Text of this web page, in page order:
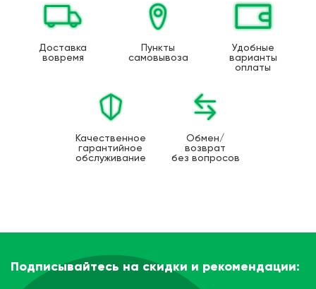
Доставка
вовремя
Пункты
самовывоза
Удобные
варианты
оплаты
Качественное
гарантийное
обслуживание
Обмен/
возврат
без вопросов
Подписывайтесь на скидки и рекомендации: